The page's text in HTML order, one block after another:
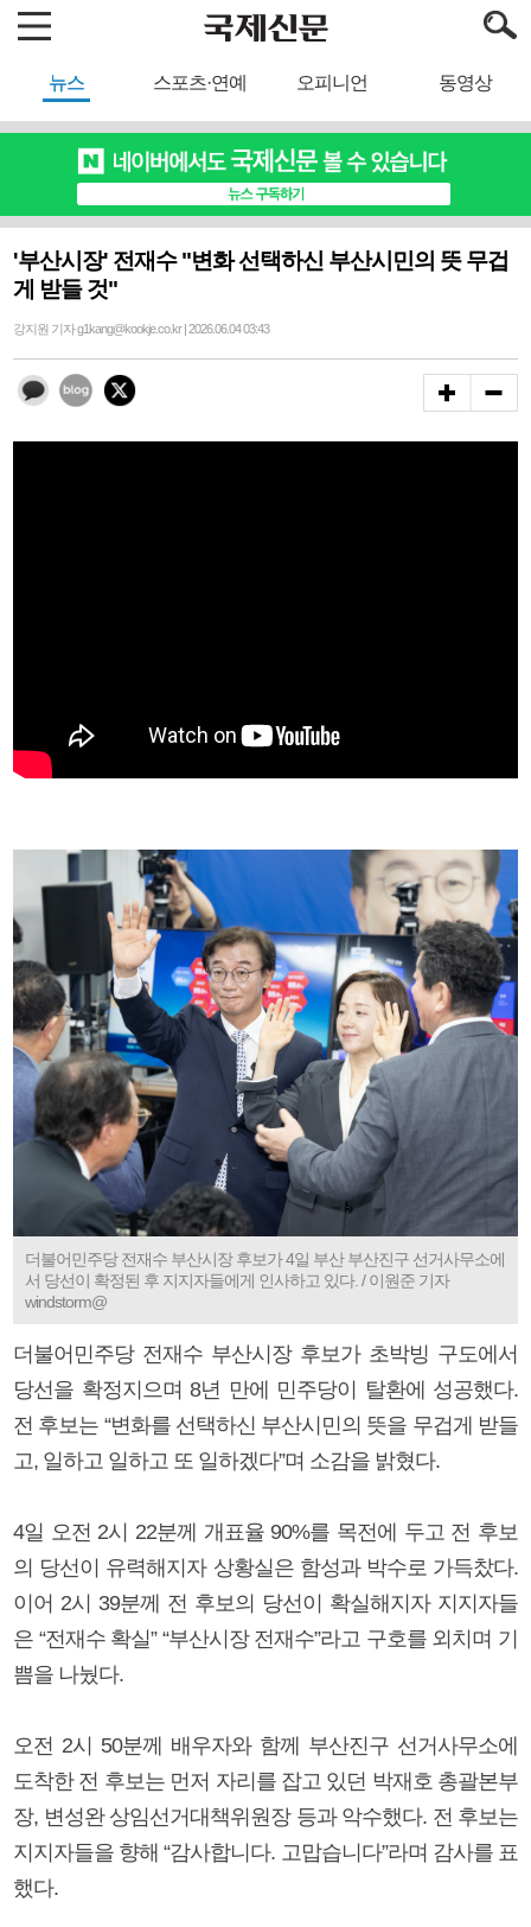
뉴스 스포츠·연예 오피니언 동영상
'부산시장' 전재수 "변화 선택하신 부산시민의 뜻 무겁
게 받들 것"
강지원 기자 g1kang@kookje.co.kr | 2026.06.04 03:43
더불어민주당 전재수 부산시장 후보가 4일 부산 부산진구 선거사무소에
서 당선이 확정된 후 지지자들에게 인사하고 있다. / 이원준 기자
windstorm@
더불어민주당 전재수 부산시장 후보가 초박빙 구도에서
당선을 확정지으며 8년 만에 민주당이 탈환에 성공했다.
전 후보는 “변화를 선택하신 부산시민의 뜻을 무겁게 받들
고, 일하고 일하고 또 일하겠다”며 소감을 밝혔다.
4일 오전 2시 22분께 개표율 90%를 목전에 두고 전 후보
의 당선이 유력해지자 상황실은 함성과 박수로 가득찼다.
이어 2시 39분께 전 후보의 당선이 확실해지자 지지자들
은 “전재수 확실” “부산시장 전재수”라고 구호를 외치며 기
쁨을 나눴다.
오전 2시 50분께 배우자와 함께 부산진구 선거사무소에
도착한 전 후보는 먼저 자리를 잡고 있던 박재호 총괄본부
장, 변성완 상임선거대책위원장 등과 악수했다. 전 후보는
지지자들을 향해 “감사합니다. 고맙습니다”라며 감사를 표
했다.